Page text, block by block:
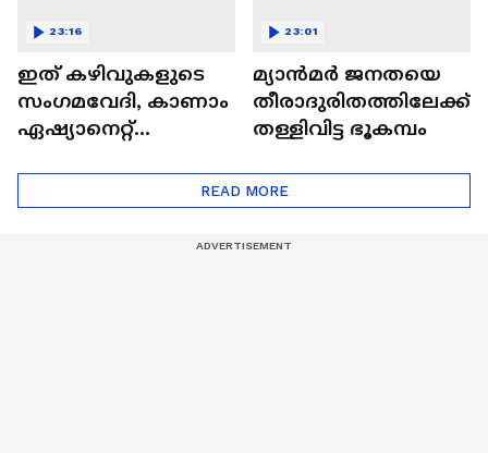
ഇത് കഴിവുകളുടെ
സംഗമവേദി, കാണാം
ഏഷ്യാനെറ്റ്
23:16
മ്യാൻമർ ജനതയെ
തീരാദുരിതത്തിലേക്ക്
തള്ളിവിട്ട ഭൂകമ്പം
23:01
READ MORE